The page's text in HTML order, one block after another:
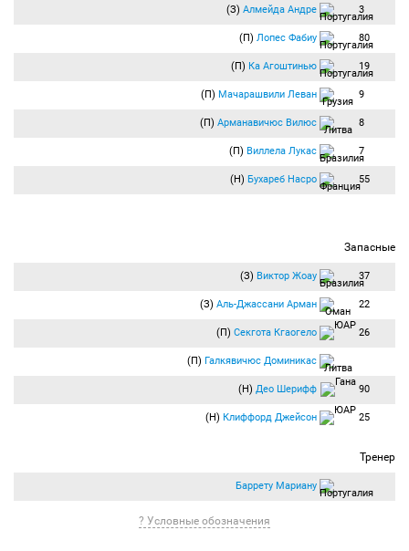
(З) Алмейда Андре 3
(П) Лопес Фабиу 80
(П) Ка Агоштинью 19
(П) Мачарашвили Леван 9
(П) Арманавичюс Вилюс 8
(П) Виллела Лукас 7
(Н) Бухареб Насро 55
Запасные
(З) Виктор Жоау 37
(З) Аль-Джассани Арман 22
(П) Секгота Кгаогело 26
(П) Галкявичюс Доминикас
(Н) Део Шерифф 90
(Н) Клиффорд Джейсон 25
Тренер
Баррету Мариану
? Условные обозначения